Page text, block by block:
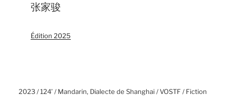
张家骏
Édition 2025
2023 / 124’ / Mandarin, Dialecte de Shanghai / VOSTF / Fiction